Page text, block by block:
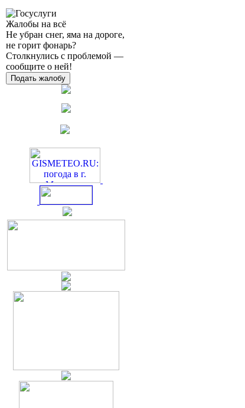
Жалобы на всё
Не убран снег, яма на дороге,
не горит фонарь?
Столкнулись с проблемой —
сообщите о ней!
Подать жалобу